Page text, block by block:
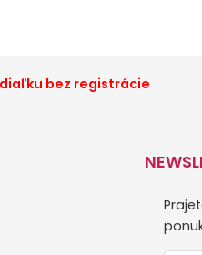
bez registrácie